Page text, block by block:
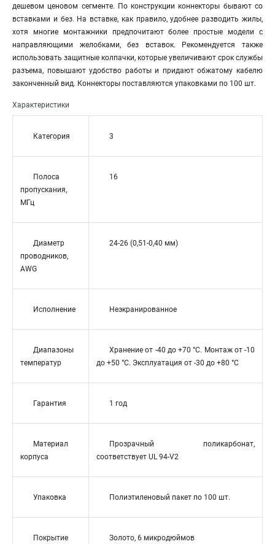
дешевом ценовом сегменте. По конструкции коннекторы бывают со
вставками и без. На вставке, как правило, удобнее разводить жилы,
хотя многие монтажники предпочитают более простые модели с
направляющими желобками, без вставок. Рекомендуется также
использовать защитные колпачки, которые увеличивают срок службы
разъема, повышают удобство работы и придают обжатому кабелю
законченный вид. Коннекторы поставляются упаковками по 100 шт.
Характеристики
Категория 3
Полоса
пропускания,
МГц
16
Диаметр
проводников,
AWG
24-26 (0,51-0,40 мм)
Исполнение Неэкранированное
Диапазоны
температур
Хранение от -40 до +70 °C. Монтаж от -10
до +50 °C. Эксплуатация от -30 до +80 °C
Гарантия 1 год
Материал
корпуса
Прозрачный поликарбонат,
соответствует UL 94-V2
Упаковка Полиэтиленовый пакет по 100 шт.
Покрытие Золото, 6 микродюймов